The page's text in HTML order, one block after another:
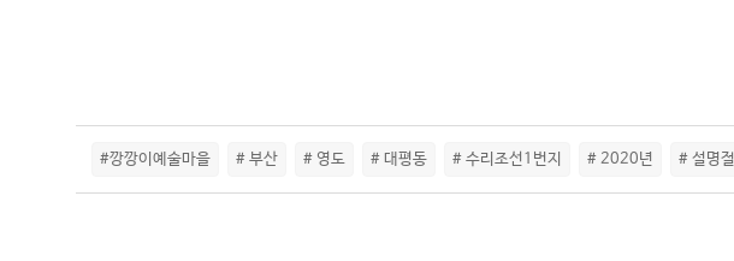
#깡깡이예술마을 # 부산 # 영도 # 대평동 # 수리조선1번지 # 2020년 # 설명절